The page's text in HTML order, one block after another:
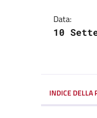
Data:
10
INDICE DELLA